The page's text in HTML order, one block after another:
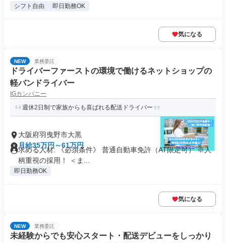
シフト自由 即日勤務OK
気になる
NEW 業務委託
ドライバーファーストの環境で働けるネットショップの
軽バンドライバー
IGカンパニー
週休2日制で家族からも喜ばれる配送ドライバー
大阪府羽曳野市大黒
月給35万円～61万円
求める人材: 《必須条件》 普通自動車免許（AT限定可） ※人
柄重視の採用！ ＜ま...
即日勤務OK
気になる
NEW 業務委託
未経験からでも安心スタート・配送デビューをしっかり